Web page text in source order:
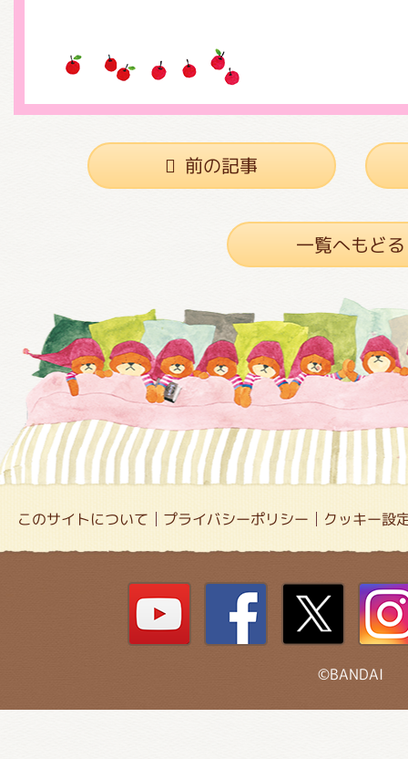
前の記事
一覧へもどる
このサイトについて プライバシーポリシー クッキー設
©BANDAI